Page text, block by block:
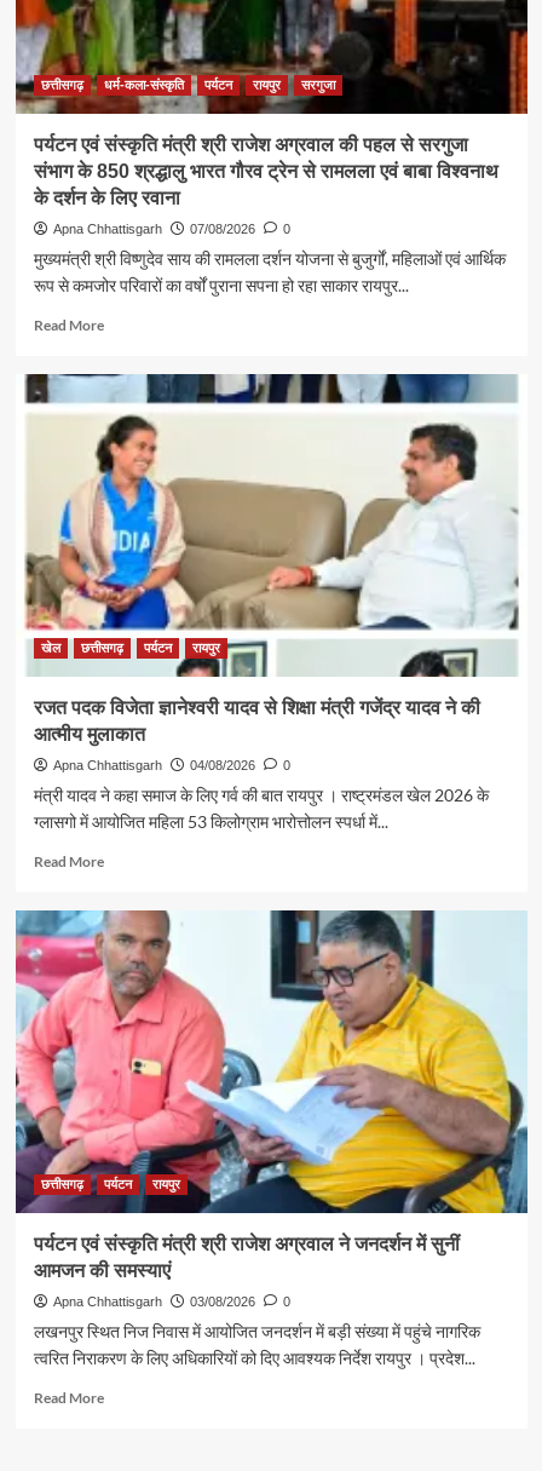
शक्ति
राजेश
अग्रवाल
छत्तीसगढ़ धर्म-कला-संस्कृति पर्यटन रायपुर सरगुजा
पर्यटन एवं संस्कृति मंत्री श्री राजेश अग्रवाल की पहल से सरगुजा
संभाग के 850 श्रद्धालु भारत गौरव ट्रेन से रामलला एवं बाबा विश्वनाथ
के दर्शन के लिए रवाना
Apna Chhattisgarh 07/08/2026 0
मुख्यमंत्री श्री विष्णुदेव साय की रामलला दर्शन योजना से बुजुर्गों, महिलाओं एवं आर्थिक
रूप से कमजोर परिवारों का वर्षों पुराना सपना हो रहा साकार रायपुर...
Read MoreRead
पर्यटन
एवं
संस्कृति
मंत्री
श्री
राजेश
अग्रवाल
की
पहल
से
सरगुजा
संभाग
श्रद्धालु
भारत
गौरव
से
रामलला
के
दर्शन
के
लिए
रवाना
खेल छत्तीसगढ़ पर्यटन रायपुर
रजत पदक विजेता ज्ञानेश्वरी यादव से शिक्षा मंत्री गजेंद्र यादव ने की
आत्मीय मुलाकात
Apna Chhattisgarh 04/08/2026 0
मंत्री यादव ने कहा समाज के लिए गर्व की बात रायपुर । राष्ट्रमंडल खेल 2026 के
ग्लासगो में आयोजित महिला 53 किलोग्राम भारोत्तोलन स्पर्धा में...
Read MoreRead
रजत
पदक
विजेता
ज्ञानेश्वरी
यादव
मंत्री
गजेंद्र
यादव
ने
की
छत्तीसगढ़ पर्यटन रायपुर
पर्यटन एवं संस्कृति मंत्री श्री राजेश अग्रवाल ने जनदर्शन में सुनीं
आमजन की समस्याएं
Apna Chhattisgarh 03/08/2026 0
लखनपुर स्थित निज निवास में आयोजित जनदर्शन में बड़ी संख्या में पहुंचे नागरिक
त्वरित निराकरण के लिए अधिकारियों को दिए आवश्यक निर्देश रायपुर । प्रदेश...
Read MoreRead